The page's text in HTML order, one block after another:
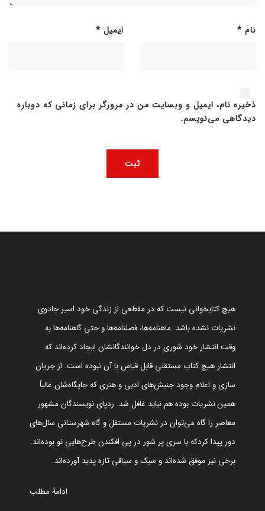
نام * ایمیل *
ذخیره نام، ایمیل و وبسایت من در مرورگر برای زمانی که دوباره
دیدگاهی می‌نویسم.
هیچ کتابخوانی نیست که در مقطعی از زندگی خود اسیر جادوی
نشریات نشده باشد. ماهنامه‌ها، فصلنامه‌ها و حتی گاهنامه‌ها به
وقت انتشار خود شوری در دل خوانندگانشان ایجاد کرده‌اند که
انتشار هیچ کتاب مستقلی قابل قیاس با آن نبوده است. از جریان
سازی و اعلام وجود جنبش‌های ادبی و هنری که جایگاه‌شان غالباً
همین نشریات بوده هم نباید غافل شد. ردپای نویسندگان مشهور
معاصر را گاه می‌توان در نشریات مستقل و گاه شهرستانی سال‌های
دور پیدا کردکه با سری پر شور در پی افکندن طرح‌هایی نو بوده‌اند.
برخی نیز موفق شده‌اند و سبک و سیاقی تازه پدید آورده‌اند.
ادامۀ مطلب